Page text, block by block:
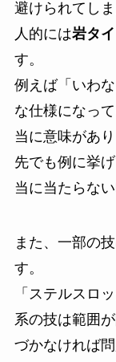
避けられてし
人的には岩タ
す。
例えば「いわ
な仕様になっ
当に意味があり
先でも例に挙
当に当たらな
また、一部の
す。
「ステルスロ
系の技は範囲
づかなければ